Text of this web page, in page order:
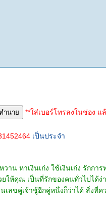
**ใส่เบอร์โทรลงในช่อง แ
เป็นประจำ
น หาเงินเก่ง ใช้เงินเก่ง รักกา
ให้คุณ เป็นที่รักของคนทั่วไปได้ง่
ขคู่เจ้าชู้อีกคู่หนึ่งก็ว่าได้ สิ่งที่ค